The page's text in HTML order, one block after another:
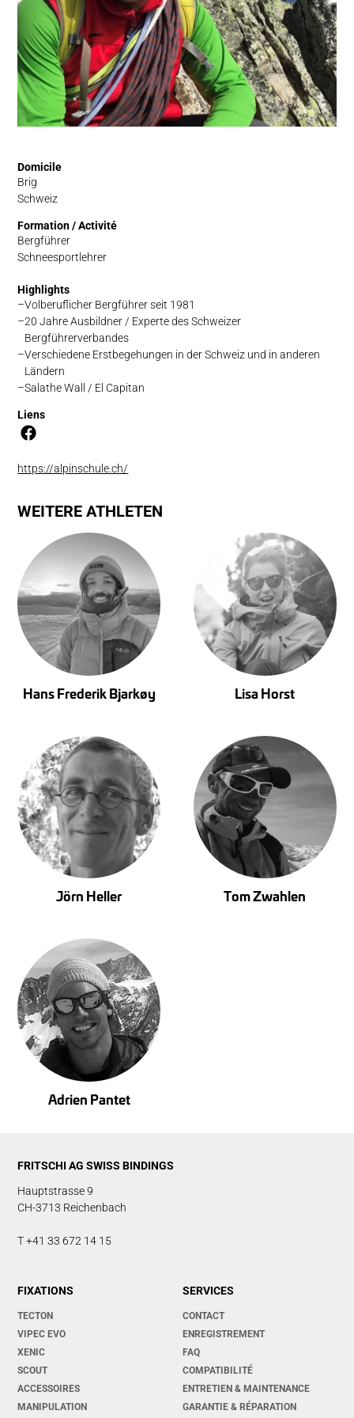
Domicile
Brig
Schweiz
Formation / Activité
Bergführer
Schneesportlehrer
Highlights
Volberuflicher Bergführer seit 1981
20 Jahre Ausbildner / Experte des Schweizer
Bergführerverbandes
Verschiedene Erstbegehungen in der Schweiz und in anderen
Ländern
Salathe Wall / El Capitan
Liens
https://alpinschule.ch/
WEITERE ATHLETEN
Hans Frederik Bjarkøy Lisa Horst
Jörn Heller Tom Zwahlen
Adrien Pantet
FRITSCHI AG SWISS BINDINGS
Hauptstrasse 9
CH-3713 Reichenbach
T +41 33 672 14 15
FIXATIONS
TECTON
VIPEC EVO
XENIC
SCOUT
ACCESSOIRES
MANIPULATION
SERVICES
CONTACT
ENREGISTREMENT
FAQ
COMPATIBILITÉ
ENTRETIEN & MAINTENANCE
GARANTIE & RÉPARATION